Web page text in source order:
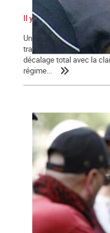
Il y a quelque chose de
Un pouvoir en marche
traîner des casseroles
décalage total avec la
régime...